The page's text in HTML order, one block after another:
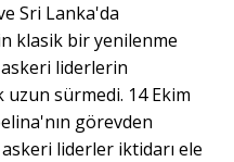
Sri Lanka'da
klasik bir yenilenme
liderlerin
uzun sürmedi. 14 Ekim
görevden
askeri liderler iktidarı ele